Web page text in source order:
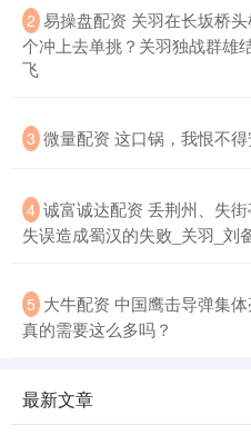
2 易操盘配资 关羽在长坂桥
个冲上去单挑？关羽独战群雄
飞
3 微量配资 这口锅，我恨不得
4 诚富诚达配资 丢荆州、失
失误造成蜀汉的失败_关羽_刘
5 大牛配资 中国鹰击导弹集
真的需要这么多吗？
最新文章